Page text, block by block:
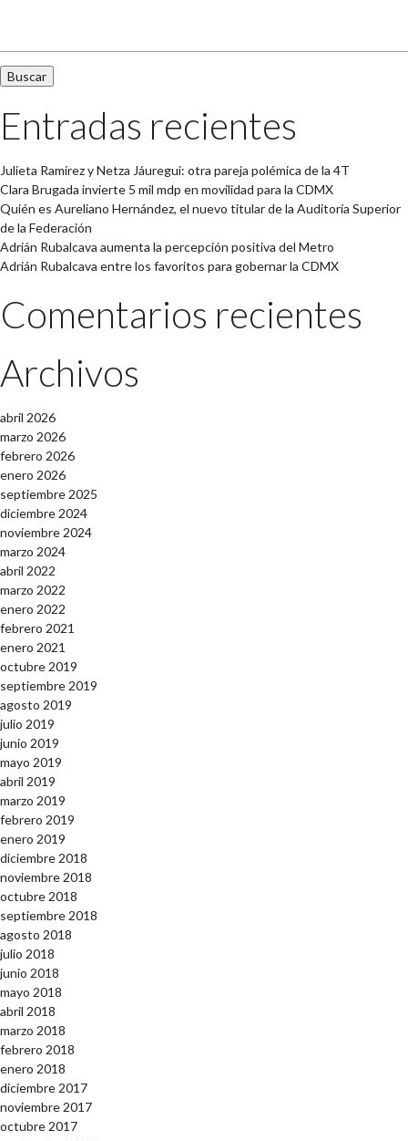
Entradas recientes
Julieta Ramírez y Netza Jáuregui: otra pareja polémica de la 4T
Clara Brugada invierte 5 mil mdp en movilidad para la CDMX
Quién es Aureliano Hernández, el nuevo titular de la Auditoría Superior
de la Federación
Adrián Rubalcava aumenta la percepción positiva del Metro
Adrián Rubalcava entre los favoritos para gobernar la CDMX
Comentarios recientes
Archivos
abril 2026
marzo 2026
febrero 2026
enero 2026
septiembre 2025
diciembre 2024
noviembre 2024
marzo 2024
abril 2022
marzo 2022
enero 2022
febrero 2021
enero 2021
octubre 2019
septiembre 2019
agosto 2019
julio 2019
junio 2019
mayo 2019
abril 2019
marzo 2019
febrero 2019
enero 2019
diciembre 2018
noviembre 2018
octubre 2018
septiembre 2018
agosto 2018
julio 2018
junio 2018
mayo 2018
abril 2018
marzo 2018
febrero 2018
enero 2018
diciembre 2017
noviembre 2017
octubre 2017